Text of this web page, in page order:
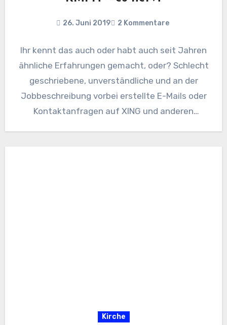
26. Juni 2019 2 Kommentare
Ihr kennt das auch oder habt auch seit Jahren
ähnliche Erfahrungen gemacht, oder? Schlecht
geschriebene, unverständliche und an der
Jobbeschreibung vorbei erstellte E-Mails oder
Kontaktanfragen auf XING und anderen
Kirche